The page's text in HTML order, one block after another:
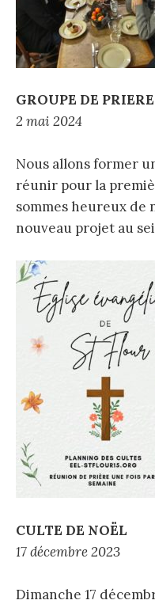
GROUPE DE PRIERE
2 mai 2024
Nous allons former
réunir pour la
sommes heureux de
nouveau projet au
CULTE DE NOËL
17 décembre 2023
Dimanche 17